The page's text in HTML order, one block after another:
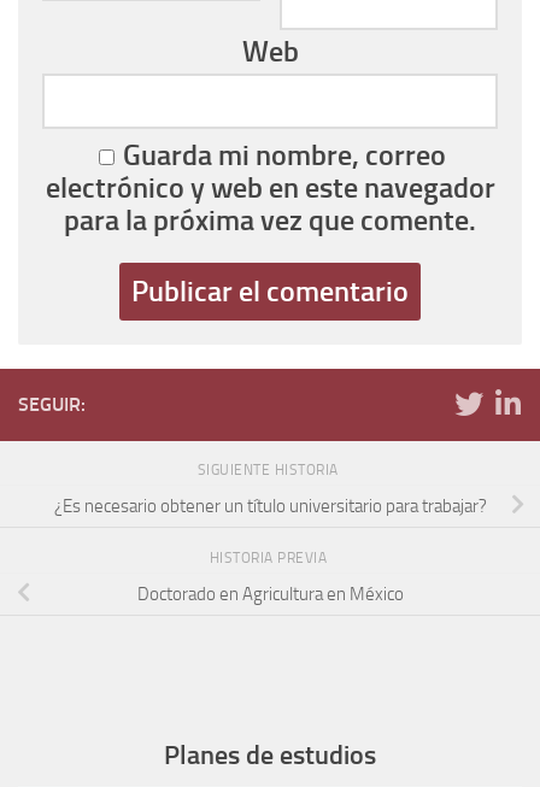
Web
Guarda mi nombre, correo
electrónico y web en este navegador
para la próxima vez que comente.
SEGUIR:
SIGUIENTE HISTORIA
¿Es necesario obtener un título universitario para trabajar?
HISTORIA PREVIA
Doctorado en Agricultura en México
Planes de estudios